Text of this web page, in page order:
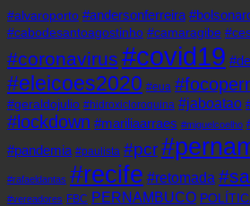
#alvaroporto #andersonferreira
#cabodesantoagostinho #camaragibe
#coronavirus #covid19
#eleicoes2020 #eua
#geraldojulio #hidroxicloroquina #jaboatao
#lockdown #mariliaarraes #miguelcoelho
#pandemia #paulista #pcr
#rafaeldantas #recife #retomada
#vereadores FBC PERNAMBUCO